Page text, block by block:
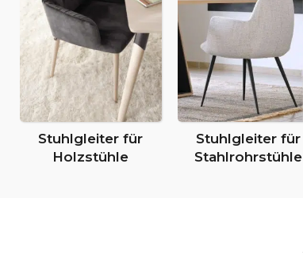
Stuhlgleiter für
Holzstühle
Stuhlgleiter für
Stahlrohrstühle